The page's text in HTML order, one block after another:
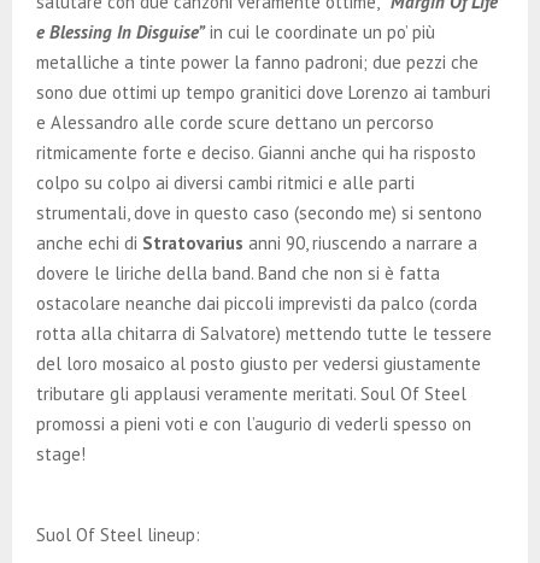
e Blessing In Disguise”in cui le coordinate un po’ più
metalliche a tinte power la fanno padroni; due pezzi che
sono due ottimi up tempo granitici dove Lorenzo ai tamburi
e Alessandro alle corde scure dettano un percorso
ritmicamente forte e deciso. Gianni anche qui ha risposto
colpo su colpo ai diversi cambi ritmici e alle parti
strumentali, dove in questo caso (secondo me) si sentono
anche echi di Stratovarius anni 90, riuscendo a narrare a
dovere le liriche della band. Band che non si è fatta
ostacolare neanche dai piccoli imprevisti da palco (corda
rotta alla chitarra di Salvatore) mettendo tutte le tessere
del loro mosaico al posto giusto per vedersi giustamente
tributare gli applausi veramente meritati. Soul Of Steel
promossi a pieni voti e con l’augurio di vederli spesso on
stage!
Suol Of Steel lineup: